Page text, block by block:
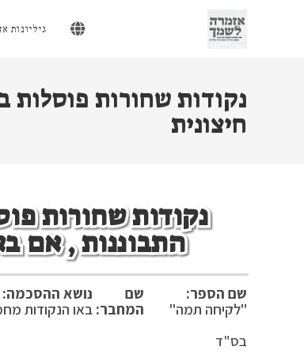
גיליונות
נקודות שחורות
חיצונית
נקודות שחורות
התבוננות , אם
שם הספר:
"לקיחה תמה"
שם
המחבר:
נושא ההסכמה:
באו הנקודות
בס"ד